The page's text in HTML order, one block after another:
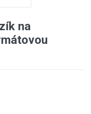
na